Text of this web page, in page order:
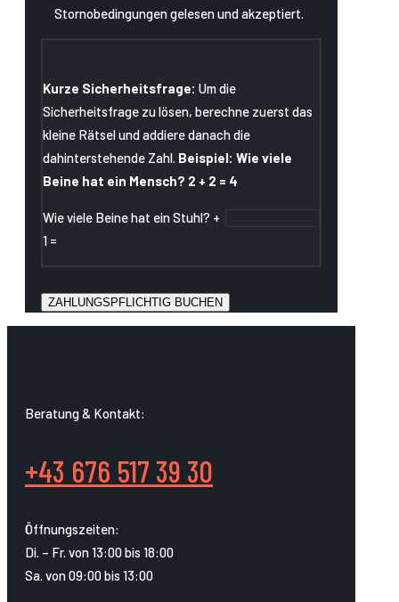
Stornobedingungen gelesen und akzeptiert.
Kurze Sicherheitsfrage: Um die
Sicherheitsfrage zu lösen, berechne zuerst das
kleine Rätsel und addiere danach die
dahinterstehende Zahl. Beispiel: Wie viele
Beine hat ein Mensch? 2 + 2 = 4
Wie viele Beine hat ein Stuhl? +
1 =
Beratung & Kontakt:
+43 676 517 39 30
Öffnungszeiten:
Di. – Fr. von 13:00 bis 18:00
Sa. von 09:00 bis 13:00